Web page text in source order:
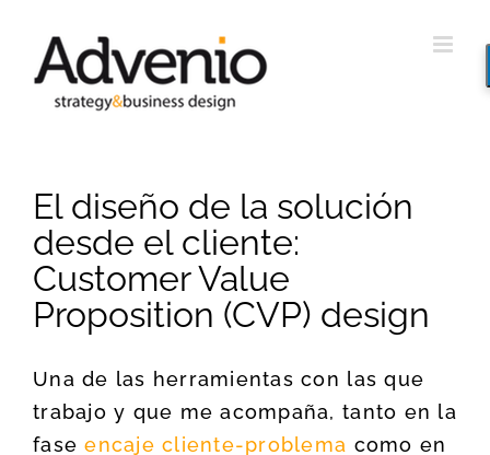
contenido
El diseño de la solución
desde el cliente:
Customer Value
Proposition (CVP) design
Una de las herramientas con las que
trabajo y que me acompaña, tanto en la
faseencaje cliente-problema como en